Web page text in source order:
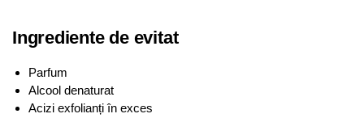
Ingrediente de evitat
Parfum
Alcool denaturat
Acizi exfolianți în exces